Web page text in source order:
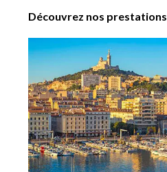
Découvrez nos prestations